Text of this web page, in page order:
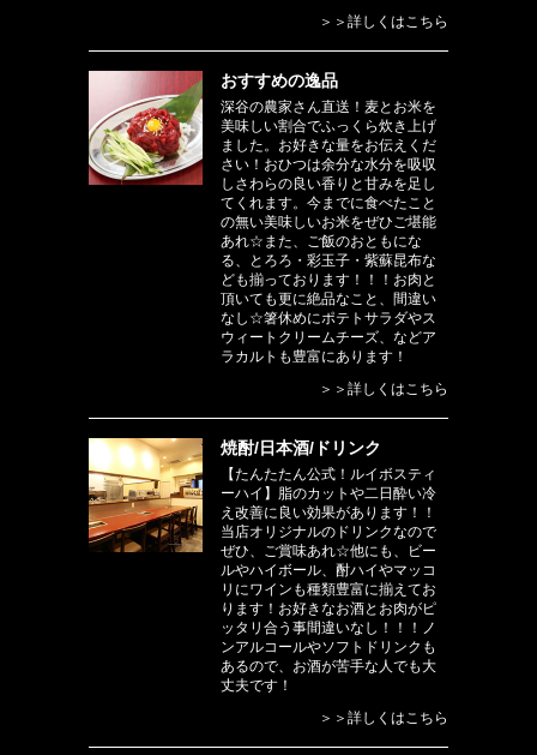
＞＞詳しくはこちら
おすすめの逸品
深谷の農家さん直送！麦とお米を
美味しい割合でふっくら炊き上げ
ました。お好きな量をお伝えくだ
さい！おひつは余分な水分を吸収
しさわらの良い香りと甘みを足し
てくれます。今までに食べたこと
の無い美味しいお米をぜひご堪能
あれ☆また、ご飯のおともにな
る、とろろ・彩玉子・紫蘇昆布な
ども揃っております！！！お肉と
頂いても更に絶品なこと、間違い
なし☆箸休めにポテトサラダやス
ウィートクリームチーズ、などア
ラカルトも豊富にあります！
＞＞詳しくはこちら
焼酎/日本酒/ドリンク
【たんたたん公式！ルイボスティ
ーハイ】脂のカットや二日酔い冷
え改善に良い効果があります！！
当店オリジナルのドリンクなので
ぜひ、ご賞味あれ☆他にも、ビー
ルやハイボール、酎ハイやマッコ
リにワインも種類豊富に揃えてお
ります！お好きなお酒とお肉がピ
ッタリ合う事間違いなし！！！ノ
ンアルコールやソフトドリンクも
あるので、お酒が苦手な人でも大
丈夫です！
＞＞詳しくはこちら